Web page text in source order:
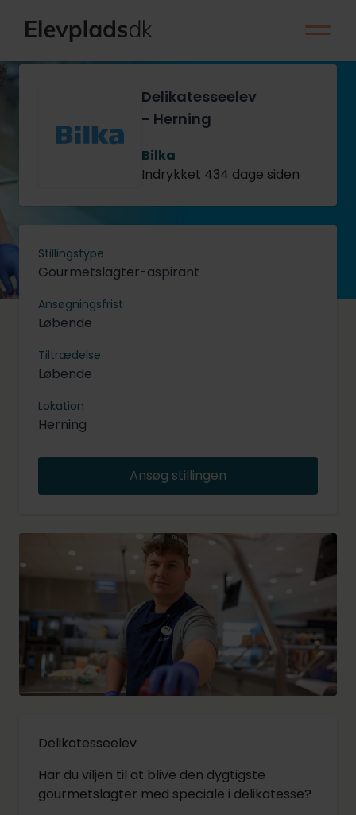
Delikatesseelev
- Herning
Bilka
Indrykket 434 dage siden
Stillingstype
Gourmetslagter-aspirant
Ansøgningsfrist
Løbende
Tiltrædelse
Løbende
Lokation
Herning
Ansøg stillingen
Delikatesseelev
Har du viljen til at blive den dygtigste
gourmetslagter med speciale i delikatesse?